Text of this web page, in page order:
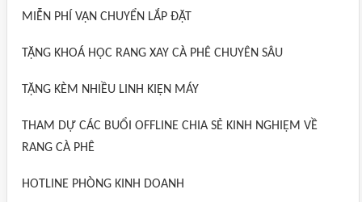
MIỄN PHÍ VẬN CHUYỂN LẮP ĐẶT
TẶNG KHOÁ HỌC RANG XAY CÀ PHÊ CHUYÊN SÂU
TẶNG KÈM NHIỀU LINH KIỆN MÁY
THAM DỰ CÁC BUỔI OFFLINE CHIA SẺ KINH NGHIỆM VỀ
RANG CÀ PHÊ
HOTLINE PHÒNG KINH DOANH